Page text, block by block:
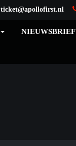
ticket@apollofirst.nl
NIEUWSBRIEF